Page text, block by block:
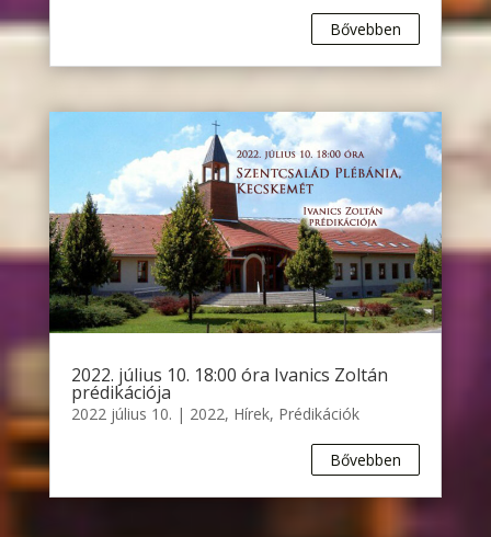
Bővebben
2022. július 10. 18:00 óra Ivanics Zoltán
prédikációja
2022 július 10. | 2022, Hírek, Prédikációk
Bővebben